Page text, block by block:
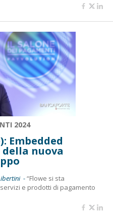
2024
Embedded
nuova
-“Flowe si sta
e prodotti di pagamento